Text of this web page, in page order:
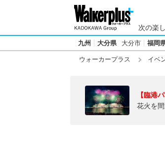
次の楽
九州 大分県 大分市 福岡
ウォーカープラス イベ
【臨港
花火を